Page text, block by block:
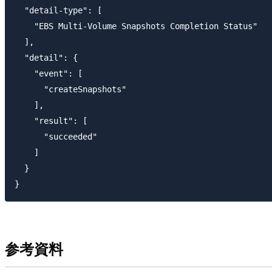
  "detail-type": [
    "EBS Multi-Volume Snapshots Completion Status"
  ],
  "detail": {
    "event": [
      "createSnapshots"
    ],
    "result": [
      "succeeded"
    ]
  }
参考資料